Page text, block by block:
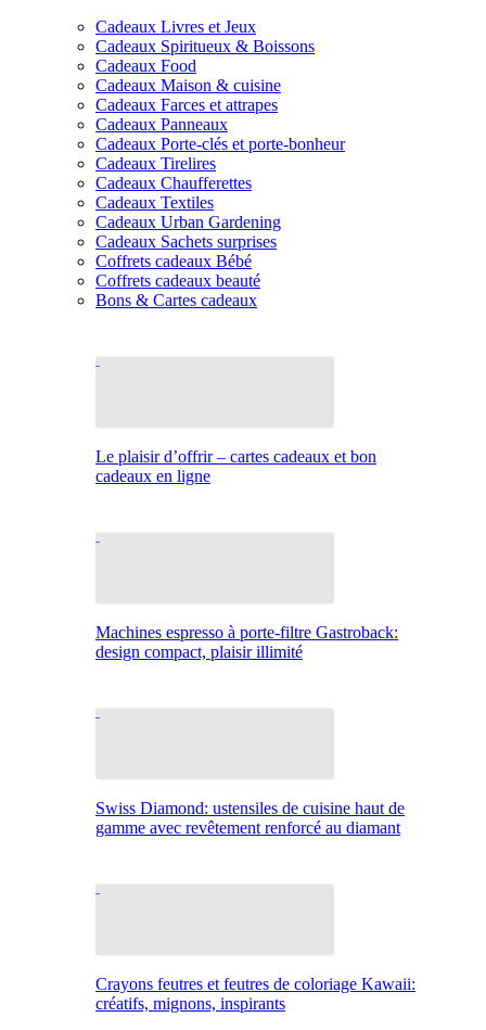
Cadeaux Livres et Jeux
Cadeaux Spiritueux & Boissons
Cadeaux Food
Cadeaux Maison & cuisine
Cadeaux Farces et attrapes
Cadeaux Panneaux
Cadeaux Porte-clés et porte-bonheur
Cadeaux Tirelires
Cadeaux Chaufferettes
Cadeaux Textiles
Cadeaux Urban Gardening
Cadeaux Sachets surprises
Coffrets cadeaux Bébé
Coffrets cadeaux beauté
Bons & Cartes cadeaux
Le plaisir d’offrir – cartes cadeaux et bon
cadeaux en ligne
Machines espresso à porte-filtre Gastroback:
design compact, plaisir illimité
Swiss Diamond: ustensiles de cuisine haut de
gamme avec revêtement renforcé au diamant
Crayons feutres et feutres de coloriage Kawaii:
créatifs, mignons, inspirants